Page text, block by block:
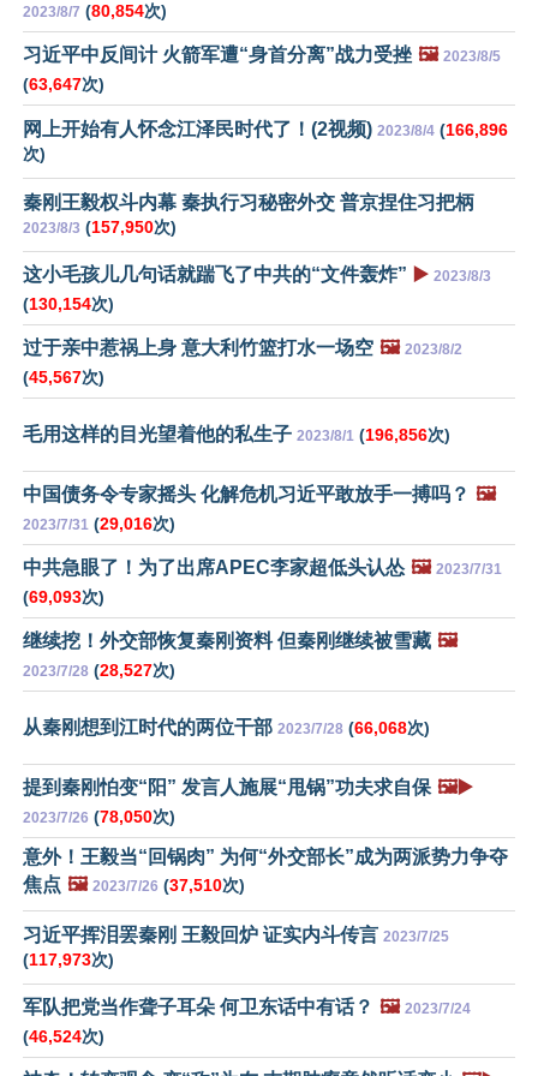
2023/8/7 (80,854次)
习近平中反间计 火箭军遭“身首分离”战力受挫 🖼️ 2023/8/5
(63,647次)
网上开始有人怀念江泽民时代了！(2视频) 2023/8/4 (166,896
次)
秦刚王毅权斗内幕 秦执行习秘密外交 普京捏住习把柄
2023/8/3 (157,950次)
这小毛孩儿几句话就踹飞了中共的“文件轰炸” ▶️ 2023/8/3
(130,154次)
过于亲中惹祸上身 意大利竹篮打水一场空 🖼️ 2023/8/2
(45,567次)
毛用这样的目光望着他的私生子 2023/8/1 (196,856次)
中国债务令专家摇头 化解危机习近平敢放手一搏吗？ 🖼️
2023/7/31 (29,016次)
中共急眼了！为了出席APEC李家超低头认怂 🖼️ 2023/7/31
(69,093次)
继续挖！外交部恢复秦刚资料 但秦刚继续被雪藏 🖼️
2023/7/28 (28,527次)
从秦刚想到江时代的两位干部 2023/7/28 (66,068次)
提到秦刚怕变“阳” 发言人施展“甩锅”功夫求自保 🖼️▶️
2023/7/26 (78,050次)
意外！王毅当“回锅肉” 为何“外交部长”成为两派势力争夺
焦点 🖼️ 2023/7/26 (37,510次)
习近平挥泪罢秦刚 王毅回炉 证实内斗传言 2023/7/25
(117,973次)
军队把党当作聋子耳朵 何卫东话中有话？ 🖼️ 2023/7/24
(46,524次)